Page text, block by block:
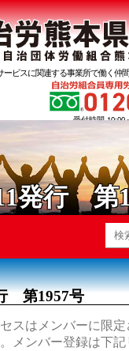
ビスに関連する事業所で働く仲
受付時間 10:00
発行 第
検
索:
第1957号
スはメンバーに限
メンバー登録は下